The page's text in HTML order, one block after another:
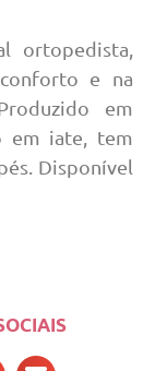
ortopedista,
e na
em
em iate, tem
Disponível